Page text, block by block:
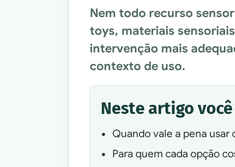
Nem todo recurso
toys, materiais
intervenção mais
contexto de uso.
Neste artigo
Quando vale a pena usar
Para quem cada opção